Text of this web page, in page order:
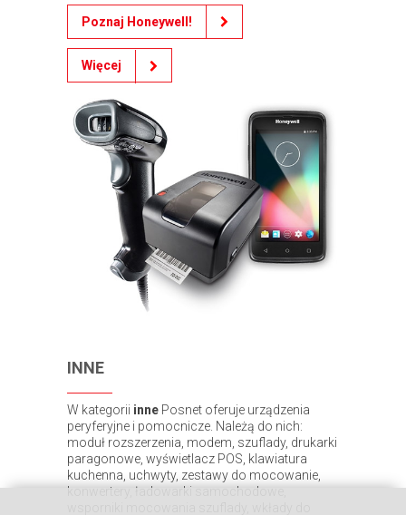
Poznaj Honeywell!
Więcej
INNE
W kategorii inne Posnet oferuje urządzenia
peryferyjne i pomocnicze. Należą do nich:
moduł rozszerzenia, modem, szuflady, drukarki
paragonowe, wyświetlacz POS, klawiatura
kuchenna, uchwyty, zestawy do mocowanie,
konwertery, ładowarki samochodowe,